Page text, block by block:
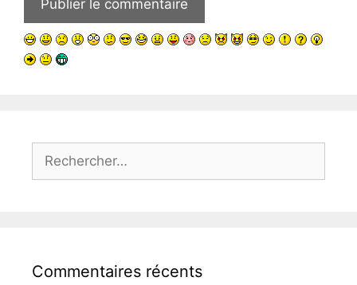
Rechercher :
Commentaires récents